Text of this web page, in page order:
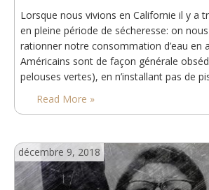
Lorsque nous vivions en Californie il y a
en pleine période de sécheresse: on
rationner notre consommation d’eau en
Américains sont de façon générale
pelouses vertes), en n’installant pas de
durée des douches. Nous…
Read More »
décembre 9, 2018